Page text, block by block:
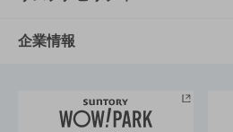
栄養成分一覧
工場見学
地域情報
サントリーホール
サントリーサンバーズ大阪
サステナビリティTOP
サントリーが考えるサステナ
企業情報